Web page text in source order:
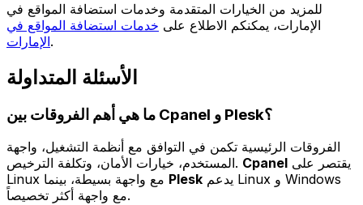
للمزيد من الخيارات المتقدمة وخدمات استضافة المواقع في
الإمارات، يمكنكم الاطلاع على خدمات استضافة المواقع في
الإمارات.
الأسئلة المتداولة
ما هي أهم الفروقات بين Cpanel و Plesk؟
الفروقات الرئيسية تكمن في التوافق مع أنظمة التشغيل، واجهة
المستخدم، خيارات الأمان، وتكلفة الترخيص. Cpanel
Plesk
مع واجهة أكثر تخصيصاً.